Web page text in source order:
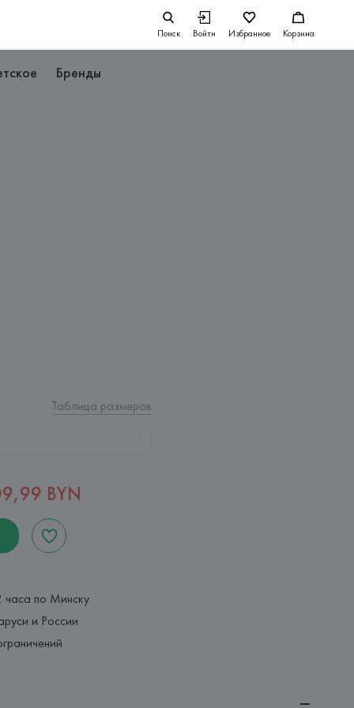
Поиск Войти Избранное Корзина
Бренды
Таблица размеров
BYN
часа по Минску
и России